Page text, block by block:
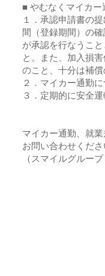
■ やむなくマイカ
１．承認申請書の
間（登録期間）の
が承認を行なうこ
と。また、加入損
のこと、十分は補
２．マイカー通勤
３．定期的に安全
マイカー通勤、就
お問い合わせくだ
（スマイルグルー